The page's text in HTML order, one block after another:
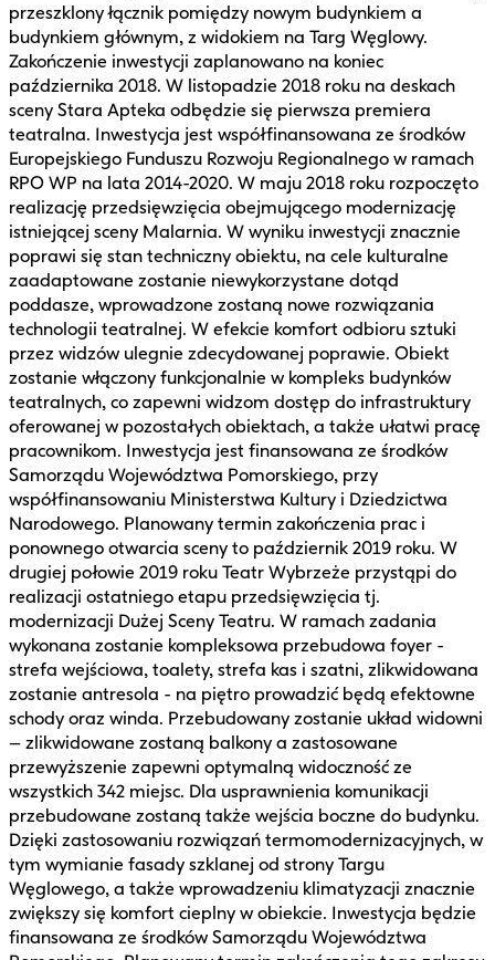
przeszklony łącznik pomiędzy nowym budynkiem a
budynkiem głównym, z widokiem na Targ Węglowy.
Zakończenie inwestycji zaplanowano na koniec
października 2018. W listopadzie 2018 roku na deskach
sceny Stara Apteka odbędzie się pierwsza premiera
teatralna. Inwestycja jest współfinansowana ze środków
Europejskiego Funduszu Rozwoju Regionalnego w ramach
RPO WP na lata 2014-2020. W maju 2018 roku rozpoczęto
realizację przedsięwzięcia obejmującego modernizację
istniejącej sceny Malarnia. W wyniku inwestycji znacznie
poprawi się stan techniczny obiektu, na cele kulturalne
zaadaptowane zostanie niewykorzystane dotąd
poddasze, wprowadzone zostaną nowe rozwiązania
technologii teatralnej. W efekcie komfort odbioru sztuki
przez widzów ulegnie zdecydowanej poprawie. Obiekt
zostanie włączony funkcjonalnie w kompleks budynków
teatralnych, co zapewni widzom dostęp do infrastruktury
oferowanej w pozostałych obiektach, a także ułatwi pracę
pracownikom. Inwestycja jest finansowana ze środków
Samorządu Województwa Pomorskiego, przy
współfinansowaniu Ministerstwa Kultury i Dziedzictwa
Narodowego. Planowany termin zakończenia prac i
ponownego otwarcia sceny to październik 2019 roku. W
drugiej połowie 2019 roku Teatr Wybrzeże przystąpi do
realizacji ostatniego etapu przedsięwzięcia tj.
modernizacji Dużej Sceny Teatru. W ramach zadania
wykonana zostanie kompleksowa przebudowa foyer -
strefa wejściowa, toalety, strefa kas i szatni, zlikwidowana
zostanie antresola - na piętro prowadzić będą efektowne
schody oraz winda. Przebudowany zostanie układ widowni
– zlikwidowane zostaną balkony a zastosowane
przewyższenie zapewni optymalną widoczność ze
wszystkich 342 miejsc. Dla usprawnienia komunikacji
przebudowane zostaną także wejścia boczne do budynku.
Dzięki zastosowaniu rozwiązań termomodernizacyjnych, w
tym wymianie fasady szklanej od strony Targu
Węglowego, a także wprowadzeniu klimatyzacji znacznie
zwiększy się komfort cieplny w obiekcie. Inwestycja będzie
finansowana ze środków Samorządu Województwa